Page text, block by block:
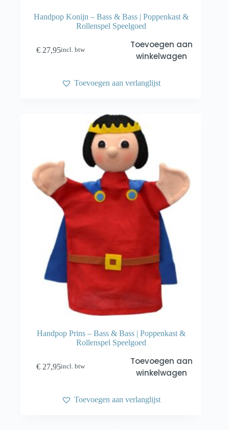
Handpop Konijn – Bass & Bass | Poppenkast &
Rollenspel Speelgoed
€ 27,95incl. btw
Toevoegen aan
winkelwagen
Toevoegen aan verlanglijst
Handpop Prins – Bass & Bass | Poppenkast &
Rollenspel Speelgoed
€ 27,95incl. btw
Toevoegen aan
winkelwagen
Toevoegen aan verlanglijst